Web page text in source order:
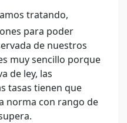
tratando,
para poder
de nuestros
muy sencillo porque
de ley, las
tasas tienen que
norma con rango de